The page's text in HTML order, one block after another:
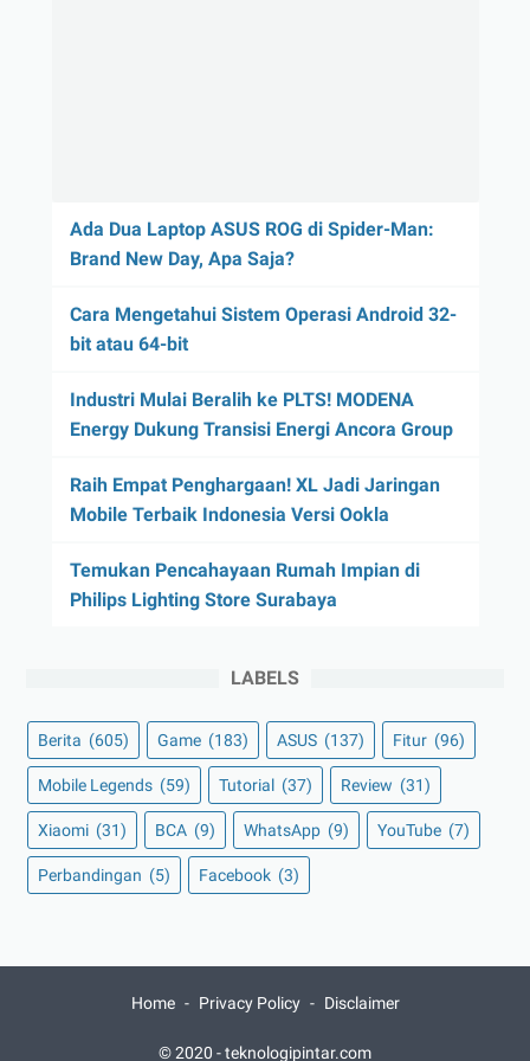
Ada Dua Laptop ASUS ROG di Spider-Man:
Brand New Day, Apa Saja?
Cara Mengetahui Sistem Operasi Android 32-
bit atau 64-bit
Industri Mulai Beralih ke PLTS! MODENA
Energy Dukung Transisi Energi Ancora Group
Raih Empat Penghargaan! XL Jadi Jaringan
Mobile Terbaik Indonesia Versi Ookla
Temukan Pencahayaan Rumah Impian di
Philips Lighting Store Surabaya
LABELS
Berita (605) Game (183) ASUS (137) Fitur (96)
Mobile Legends (59) Tutorial (37) Review (31)
Xiaomi (31) BCA (9) WhatsApp (9) YouTube (7)
Perbandingan (5) Facebook (3)
Home Privacy Policy Disclaimer
© 2020 -teknologipintar.com